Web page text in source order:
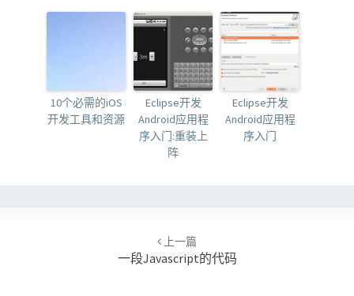
10个必需的iOS
开发工具和资源
Eclipse开发
Android应用程
序入门:重装上
阵
Eclipse开发
Android应用程
序入门
上一篇
一段Javascript的代码